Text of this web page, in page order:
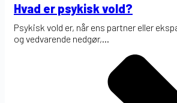
Hvad er psykisk vold?
Psykisk vold er, når ens partner eller
og vedvarende nedgør,...